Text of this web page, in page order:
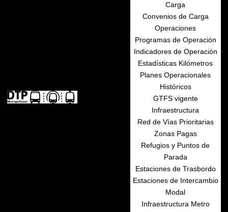
Carga
Convenios de Carga
Operaciones
Programas de Operación
Indicadores de Operación
Estadísticas Kilómetros
Planes Operacionales
Históricos
GTFS vigente
Infraestructura
Red de Vías Prioritarias
Zonas Pagas
Refugios y Puntos de
Parada
Estaciones de Trasbordo
Estaciones de Intercambio
Modal
Infraestructura Metro